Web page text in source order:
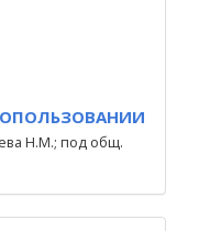
Н.М.; под общ.